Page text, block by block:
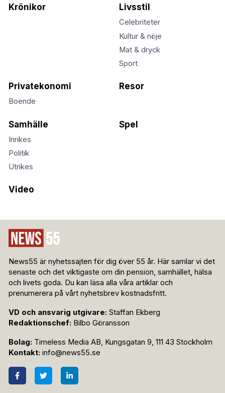
Krönikor Livsstil
Celebriteter
Kultur & nöje
Mat & dryck
Sport
Privatekonomi
Boende
Resor
Samhälle
Inrikes
Politik
Utrikes
Spel
Video
News55 är nyhetssajten för dig över 55 år. Här samlar vi det
senaste och det viktigaste om din pension, samhället, hälsa
och livets goda. Du kan läsa alla våra artiklar och
prenumerera på vårt nyhetsbrev kostnadsfritt.
VD och ansvarig utgivare: Staffan Ekberg
Redaktionschef: Bilbo Göransson
Bolag: Timeless Media AB, Kungsgatan 9, 111 43 Stockholm
Kontakt: info@news55.se